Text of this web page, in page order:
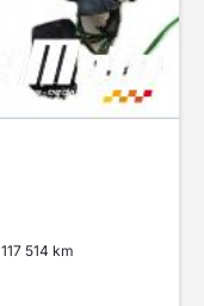
117 514 km